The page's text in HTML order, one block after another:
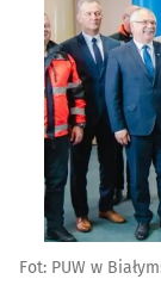
Fot: PUW w